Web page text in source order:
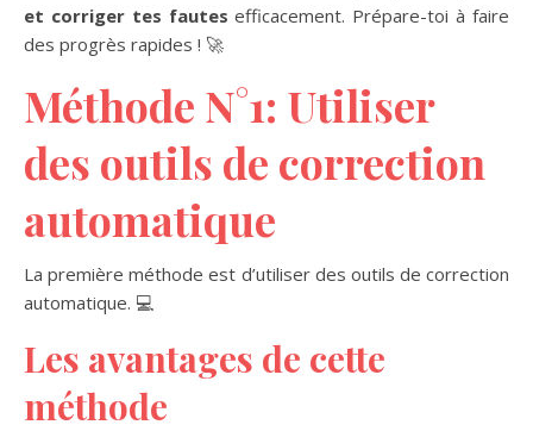
et corriger tes fautes efficacement. Prépare-toi à faire
des progrès rapides ! 🚀
Méthode N°1: Utiliser
des outils de correction
automatique
La première méthode est d’utiliser des outils de correction
automatique. 💻
Les avantages de cette
méthode